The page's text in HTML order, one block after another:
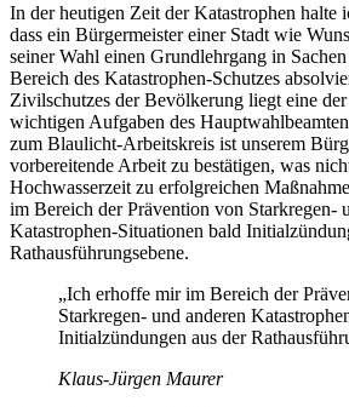
In der heutigen Zeit der Katastrophen halte
dass ein Bürgermeister einer Stadt wie
seiner Wahl einen Grundlehrgang in
Bereich des Katastrophen-Schutzes
Zivilschutzes der Bevölkerung liegt eine
wichtigen Aufgaben des
zum Blaulicht-Arbeitskreis ist unserem
vorbereitende Arbeit zu bestätigen, was
Hochwasserzeit zu erfolgreichen
im Bereich der Prävention von Starkregen-
Katastrophen-Situationen bald
Rathausführungsebene.
„Ich erhoffe mir im Bereich der
Starkregen- und anderen
Initialzündungen aus der
Klaus-Jürgen Maurer